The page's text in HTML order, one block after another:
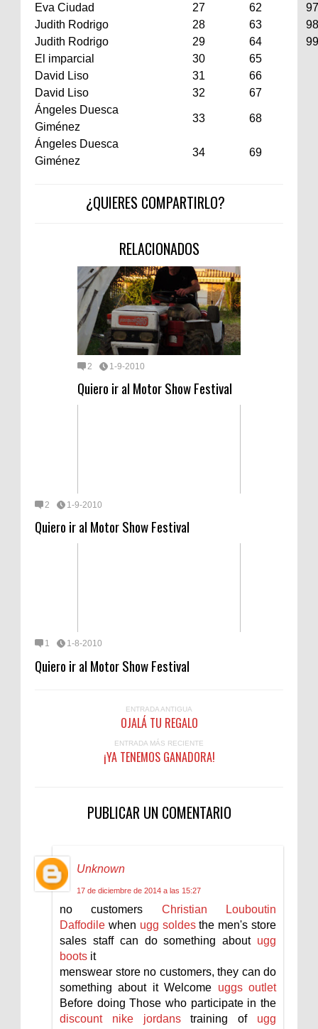
Eva Ciudad
27 62
97
Judith Rodrigo
28 63
98
Judith Rodrigo
29 64
99
El imparcial
30
65
David Liso
31
66
David Liso
32
67
Ángeles Duesca
Giménez
33 68
Ángeles Duesca
Giménez
34 69
¿QUIERES COMPARTIRLO?
RELACIONADOS
2 1-9-2010
Quiero ir al Motor Show Festival
2 1-9-2010
Quiero ir al Motor Show Festival
1 1-8-2010
Quiero ir al Motor Show Festival
ENTRADA ANTIGUA
OJALÁ TU REGALO
ENTRADA MÁS RECIENTE
¡YA TENEMOS GANADORA!
PUBLICAR UN COMENTARIO
Unknown
17 de diciembre de 2014 a las 15:27
no customers Christian Louboutin
Daffodile when ugg soldesthe men's store
sales staff can do something about ugg
boots it
menswear store no customers, they can do
something about it Welcome uggs outlet
Before doing Those who participate in the
discount nike jordanstraining of ugg